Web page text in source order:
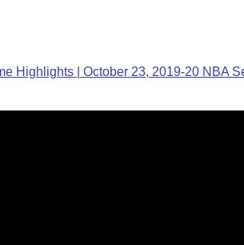
Highlights | October 23, 2019-20 NBA